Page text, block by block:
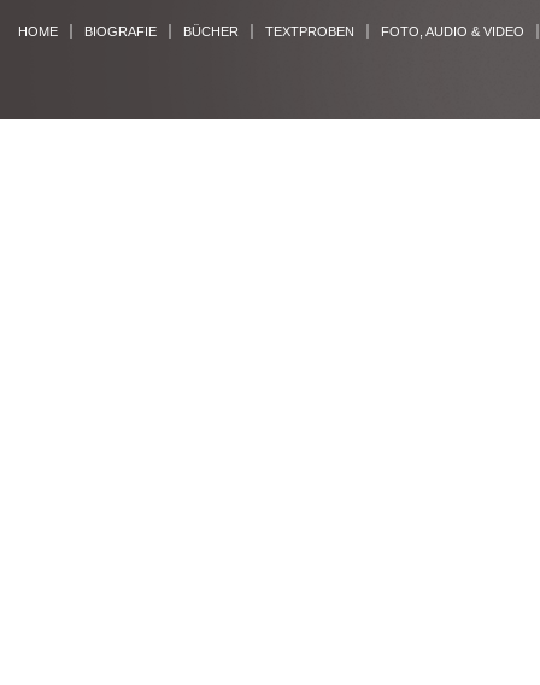
HOME BIOGRAFIE BÜCHER TEXTPROBEN FOTO, AUDIO & VIDEO